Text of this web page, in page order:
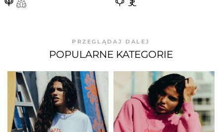
PRZEGLĄDAJ DALEJ
POPULARNE KATEGORIE